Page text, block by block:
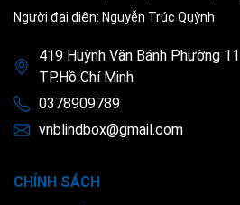
Người đại diện: Nguyễn Trúc Quỳnh
419 Huỳnh Văn Bánh Phường
TP.Hồ Chí Minh
0378909789
vnblindbox@gmail.com
CHÍNH SÁCH